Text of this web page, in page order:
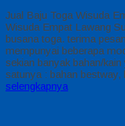
Jual Baju Toga Wisuda
Wisuda Empat Lawang
busana toga. terima
mempunyai beberapa
sekian banyak bahan/
satunya : bahan
selengkapnya